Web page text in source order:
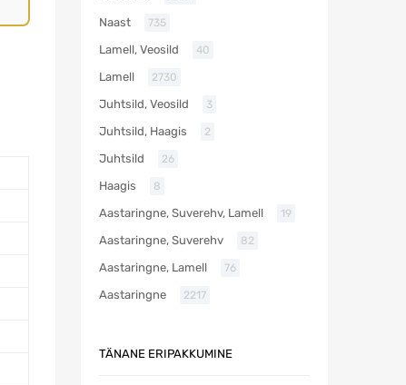
Naast 735
Lamell, Veosild 40
Lamell 2730
Juhtsild, Veosild 3
Juhtsild, Haagis 2
Juhtsild 26
Haagis 8
Aastaringne, Suverehv, Lamell 19
Aastaringne, Suverehv 82
Aastaringne, Lamell 76
Aastaringne 2217
TÄNANE ERIPAKKUMINE